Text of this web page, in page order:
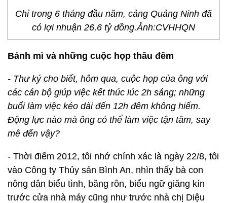
Chỉ trong 6 tháng đầu năm, cảng Quảng Ninh đã
có lợi nhuận 26,6 tỷ đồng.Ảnh:CVHHQN
Bánh mì và những cuộc họp thâu đêm
- Thư ký cho biết, hôm qua, cuộc họp của ông với
các cán bộ giúp việc kết thúc lúc 2h sáng; những
buổi làm việc kéo dài đến 12h đêm không hiếm.
Động lực nào mà ông có thể làm việc tận tâm, say
mê đến vậy?
- Thời điểm 2012, tôi nhớ chính xác là ngày 22/8, tôi
vào Công ty Thủy sản Bình An, nhìn thấy bà con
nông dân biểu tình, băng rôn, biểu ngữ giăng kín
trước cửa nhà máy cũng như trước nhà chị Diệu